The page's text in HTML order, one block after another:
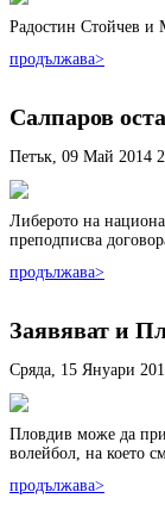
Радостин Стойчев и
продължава>
Салпаров
Петък, 09 Май 2014
Либерото на
преподписва
продължава>
Заявяват и
Сряда, 15 Януари
Пловдив може да
волейбол, на което
продължава>